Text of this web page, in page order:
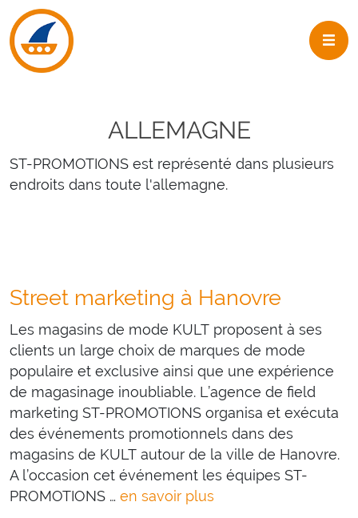
Skip to navigation
Skip to main content
ALLEMAGNE
ST-PROMOTIONS est représenté dans plusieurs
endroits dans toute l'allemagne.
Street marketing à Hanovre
Les magasins de mode KULT proposent à ses
clients un large choix de marques de mode
populaire et exclusive ainsi que une expérience
de magasinage inoubliable. L’agence de field
marketing ST-PROMOTIONS organisa et exécuta
des événements promotionnels dans des
magasins de KULT autour de la ville de Hanovre.
A l’occasion cet événement les équipes ST-
PROMOTIONS … en savoir plus